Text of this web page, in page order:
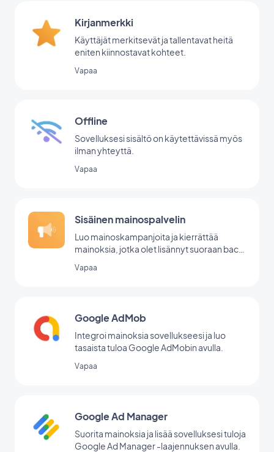
Kirjanmerkki
Käyttäjät merkitsevät ja tallentavat heitä
eniten kiinnostavat kohteet.
Vapaa
Offline
Sovelluksesi sisältö on käytettävissä myös
ilman yhteyttä.
Vapaa
Sisäinen mainospalvelin
Luo mainoskampanjoita ja kierrättää
mainoksia, jotka olet lisännyt suoraan back
Vapaa
Google AdMob
Integroi mainoksia sovellukseesi ja luo
tasaista tuloa Google AdMobin avulla.
Vapaa
Google Ad Manager
Suorita mainoksia ja lisää sovelluksesi tuloja
Google Ad Manager -laajennuksen avulla.